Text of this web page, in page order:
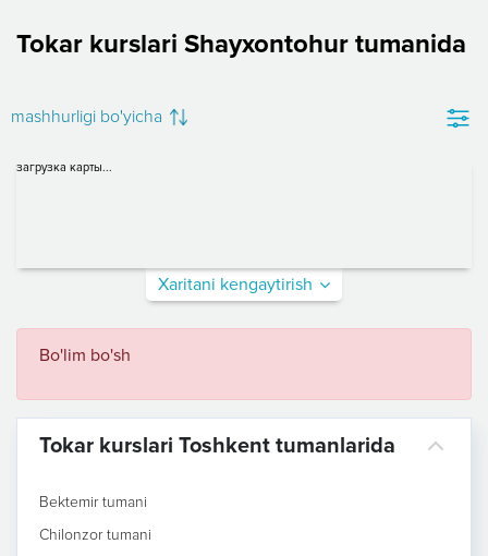
Tokar kurslari Shayxontohur tumanida
mashhurligi bo'yicha
загрузка карты...
Xaritani kengaytirish
Bo'lim bo'sh
Tokar kurslari Toshkent tumanlarida
Bektemir tumani
Chilonzor tumani